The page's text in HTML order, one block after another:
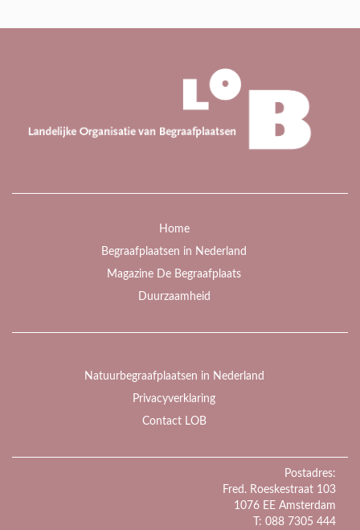
Home
Begraafplaatsen in Nederland
Magazine De Begraafplaats
Duurzaamheid
Natuurbegraafplaatsen in Nederland
Privacyverklaring
Contact LOB
Postadres:
Fred. Roeskestraat 103
1076 EE Amsterdam
T: 088 7305 444